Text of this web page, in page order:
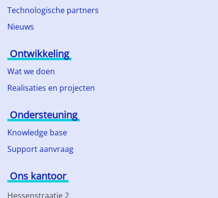
Technologische partners
Nieuws
Ontwikkeling
Wat we doen
Realisaties en projecten
Ondersteuning
Knowledge base
Support aanvraag
Ons kantoor
Hessenstraatje 2